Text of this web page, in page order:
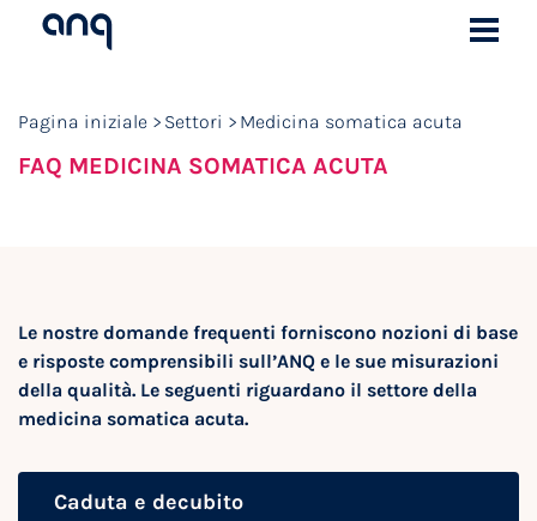
Pagina iniziale Settori Medicina somatica acuta
FAQ MEDICINA SOMATICA ACUTA
Le nostre domande frequenti forniscono nozioni di base
e risposte comprensibili sull’ANQ e le sue misurazioni
della qualità. Le seguenti riguardano il settore della
medicina somatica acuta.
Caduta e decubito